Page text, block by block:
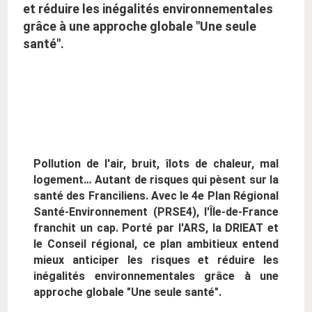
et réduire les inégalités environnementales
grâce à une approche globale "Une seule
santé".
Pollution de l'air, bruit, îlots de chaleur, mal
logement… Autant de risques qui pèsent sur la
santé des Franciliens. Avec le 4e Plan Régional
Santé-Environnement (PRSE4), l'Île-de-France
franchit un cap. Porté par l'ARS, la DRIEAT et
le Conseil régional, ce plan ambitieux entend
mieux anticiper les risques et réduire les
inégalités environnementales grâce à une
approche globale "Une seule santé".